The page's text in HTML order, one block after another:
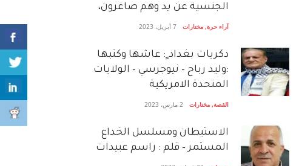
الجنسية عن يد وهم صاغرون،
آراء حرة, مختارات 7 أبريل، 2023
دكريات بغداد ٍ: عاشها وكتبها
:وليد رباح – نيوجرسي – الولايات
المتحدة الامريكية
القصة, مختارات 2 مارس، 2023
الاستيطان ومسلسل الخداع
المستمر – قلم : راسم عبيدات